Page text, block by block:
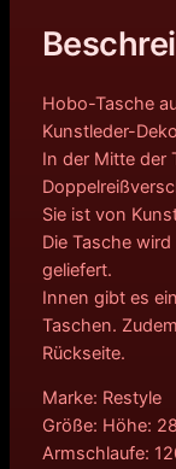
Hobo-Tasche
Kunstleder-
In der Mitte der
Sie ist von
Die Tasche
geliefert.
Innen gibt es
Taschen.
Rückseite.
Marke: Restyle
Größe: Höhe:
Armschlaufe: